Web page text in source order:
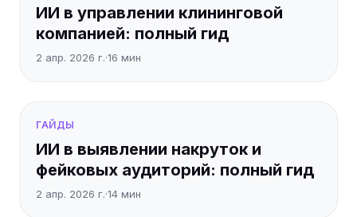
ИИ в управлении клининговой
компанией: полный гид
2 апр. 2026 г.·16 мин
ГАЙДЫ
ИИ в выявлении накруток и
фейковых аудиторий: полный гид
2 апр. 2026 г.·14 мин